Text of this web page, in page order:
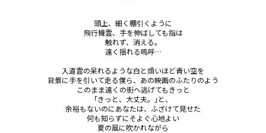
頭上、細く棚引くように
飛行機雲、手を伸ばしても指は
触れず、消える。
遠く揺れる嗚呼…
入道雲の呆れるような白と煩いほど青い空を
背景に手を引いて走る僕ら、あの映画のふたりのよう
このまま遠くの街へ逃げてもきっと
｢きっと、大丈夫。｣と、
余裕もないのにあなたは、ふざけて見せた
何も知らずにそよぐ心地よい
夏の風に吹かれながら